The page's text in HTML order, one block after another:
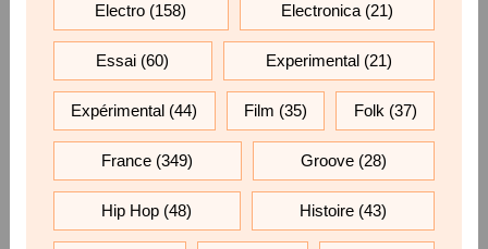
Electro (158) Electronica(21)
Essai (60) Experimental(21)
Expérimental (44) Film (35) Folk (37)
France (349) Groove(28)
Hip Hop (48) Histoire(43)